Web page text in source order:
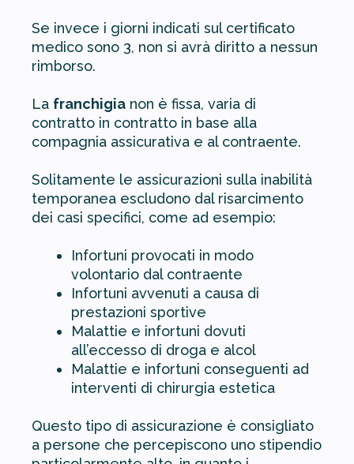
Se invece i giorni indicati sul certificato
medico sono 3, non si avrà diritto a nessun
rimborso.
La franchigia non è fissa, varia di
contratto in contratto in base alla
compagnia assicurativa e al contraente.
Solitamente le assicurazioni sulla inabilità
temporanea escludono dal risarcimento
dei casi specifici, come ad esempio:
Infortuni provocati in modo
volontario dal contraente
Infortuni avvenuti a causa di
prestazioni sportive
Malattie e infortuni dovuti
all’eccesso di droga e alcol
Malattie e infortuni conseguenti ad
interventi di chirurgia estetica
Questo tipo di assicurazione è consigliato
a persone che percepiscono uno stipendio